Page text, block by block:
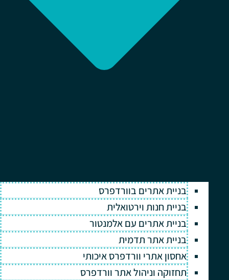
בניית אתרים בוורדפרס
בניית חנות וירטואלית
בניית אתרים עם אלמנטור
בניית אתר תדמית
אחסון אתרי וורדפרס איכותי
תחזוקה וניהול אתר וורדפרס